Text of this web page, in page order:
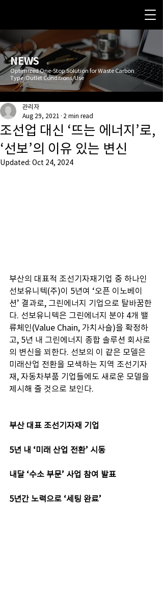
NEWS
Optimized One-Stop Solution for Waste Carbon
Type/Outlet Conditions/Use
조선업 대신 ‘뜨는 에너지’로,
‘선보’의 이유 있는 변신
관리자
Aug 29, 2021 2 min read
Updated: Oct 24, 2024
부산의 대표적 조선기자재기업 중 하나인
선보유니텍(주)이 5년여 ‘오픈 이노베이
션’ 결과로, 그린에너지 기업으로 탈바꿈한
다. 선보유니텍은 그린에너지 분야 4개 밸
류체인(Value Chain, 가치사슬)을 확정하
고, 5년 내 그린에너지 종합 솔루션 회사로
의 변신을 꾀한다. 선보의 이 같은 모델은
미래산업 전환을 모색하는 지역 조선기자
재, 자동차부품 기업들에도 새로운 모델을
제시해 줄 것으로 보인다.
부산 대표 조선기자재 기업
5년 내 ‘미래 산업 전환’ 시동
내달 ‘수소 부문’ 사업 참여 발표
5년간 노력으로 ‘세팅 완료’